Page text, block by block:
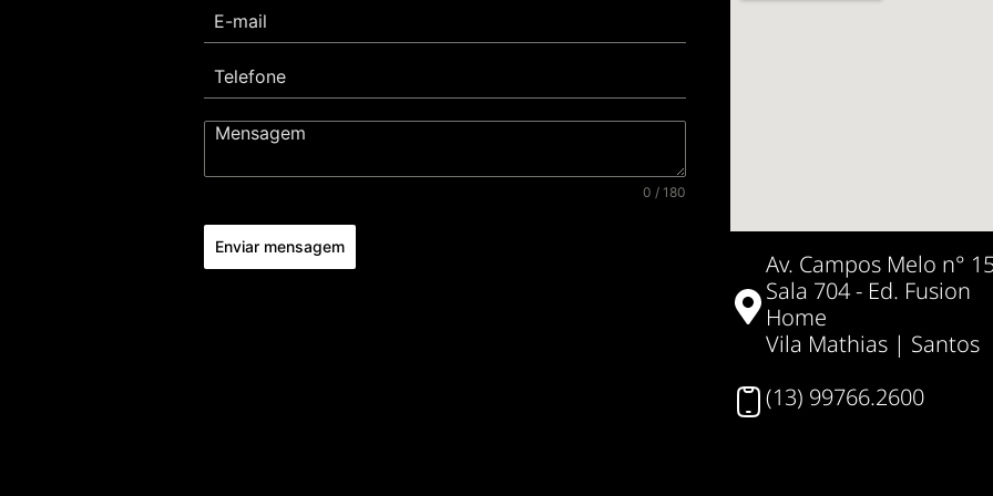
0 / 180
Enviar mensagem
Av. Campos Melo n°
Sala 704 - Ed. Fusion
Home
Vila Mathias | Santos
(13) 99766.2600